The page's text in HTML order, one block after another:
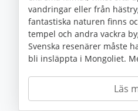
vandringar eller från
fantastiska naturen finns
tempel och andra vackra
Svenska resenärer måste
bli insläppta i Mongoliet.
Läs